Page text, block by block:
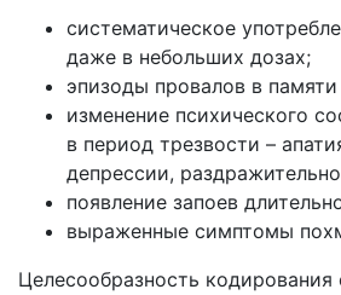
систематическое
даже в небольших дозах;
эпизоды провалов в
изменение психического
в период трезвости –
депрессии,
появление запоев
выраженные симптомы
Целесообразность кодирования